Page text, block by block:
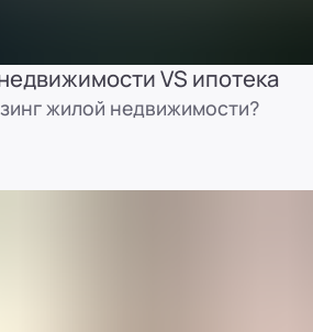
VS ипотека
жилой недвижимости?